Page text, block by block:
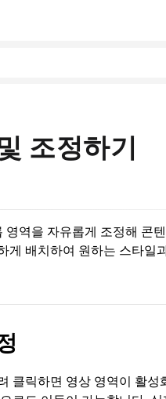
조정하기
영역을 자유롭게 조정해 콘
게 배치하여 원하는 스타일
클릭하면 영상 영역이 활